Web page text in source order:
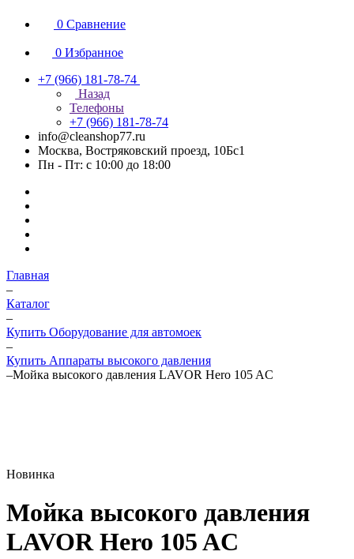
0 Сравнение
0 Избранное
+7 (966) 181-78-74
Назад
Телефоны
+7 (966) 181-78-74
info@cleanshop77.ru
Москва, Востряковский проезд, 10Бс1
Пн - Пт: с 10:00 до 18:00
Главная
–
Каталог
–
Купить Оборудование для автомоек
–
Купить Аппараты высокого давления
–Мойка высокого давления LAVOR Hero 105 AC
Новинка
Мойка высокого давления
LAVOR Hero 105 AC